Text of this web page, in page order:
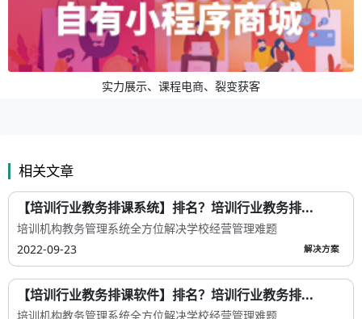
实力展示、课程电商、裂变获客
相关文章
【培训行业教务排课系统】排名？培训行业教务排...
培训机构教务管理系统全方位解决学校经营管理难题
2022-09-23
解决方案
【培训行业教务排课软件】排名？培训行业教务排...
培训机构教务管理系统全方位解决学校经营管理难题